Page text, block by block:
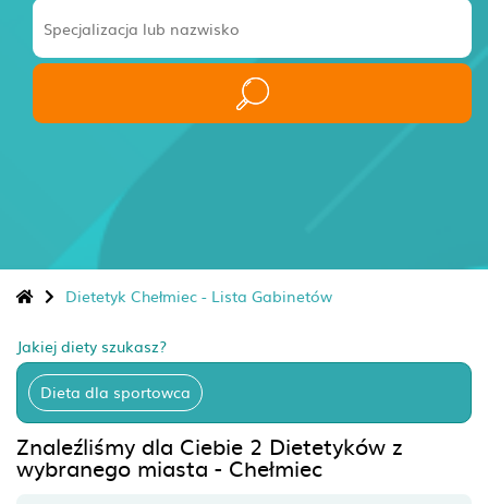
Dietetyk Chełmiec - Lista Gabinetów
Jakiej diety szukasz?
Dieta dla sportowca
Znaleźliśmy dla Ciebie 2 Dietetyków z
wybranego miasta - Chełmiec